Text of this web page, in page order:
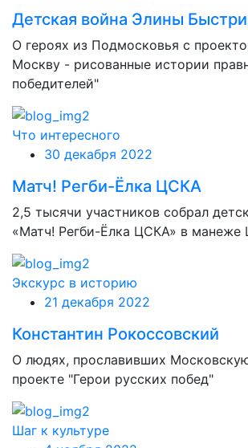
Детская война Элины
О героях из Подмосковья с
Москву - рисованные истории
победителей"
Что интересного
30 декабря 2022
Матч! Регби-Ёлка ЦСКА
2,5 тысячи участников собрал
«Матч! Регби-Ёлка ЦСКА» в манеже
Экскурс в историю
21 декабря 2022
Константин Рокоссовский
О людях, прославивших
проекте "Герои русских побед"
Шаг к культуре